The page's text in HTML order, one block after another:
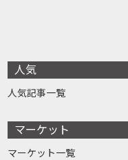
人気
人気記事一覧
マーケット
マーケット一覧